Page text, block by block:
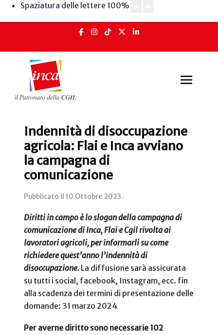
Spaziatura delle lettere 100%
Indennità di disoccupazione
agricola: Flai e Inca avviano
la campagna di
comunicazione
Pubblicato il 10 Ottobre 2023.
Diritti in campo è lo slogan della campagna di
comunicazione di Inca, Flai e Cgil rivolta ai
lavoratori agricoli, per informarli su come
richiedere quest’anno l’indennità di
disoccupazione. La diffusione sarà assicurata
su tutti i social, facebook, Instagram, ecc. fin
alla scadenza dei termini di presentazione delle
domande: 31 marzo 2024
Per averne diritto sono necessarie 102